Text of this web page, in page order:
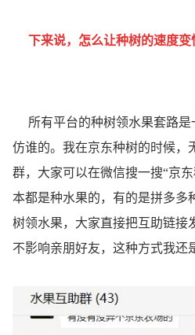
下来说，怎么让种树的速度变
所有平台的种树领水果套路是
仿谁的。我在京东种树的时候，
群，大家可以在微信搜一搜“京
本都是种水果的，有的是拼多多
树领水果，大家直接把互助链接
不影响亲朋好友，这种方式我还